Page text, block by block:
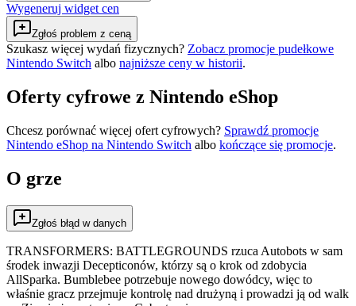
Wygeneruj widget cen
Zgłoś problem z ceną
Szukasz więcej wydań fizycznych? Zobacz promocje pudełkowe
Nintendo Switch albo najniższe ceny w historii.
Oferty cyfrowe z Nintendo eShop
Chcesz porównać więcej ofert cyfrowych? Sprawdź promocje
Nintendo eShop na Nintendo Switch albo kończące się promocje.
O grze
Zgłoś błąd w danych
TRANSFORMERS: BATTLEGROUNDS rzuca Autobots w sam
środek inwazji Decepticonów, którzy są o krok od zdobycia
AllSparka. Bumblebee potrzebuje nowego dowódcy, więc to
właśnie gracz przejmuje kontrolę nad drużyną i prowadzi ją od walk